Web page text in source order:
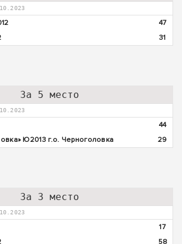
47
31
За 5 место
44
Ю2013 г.о. Черноголовка
29
За 3 место
17
58